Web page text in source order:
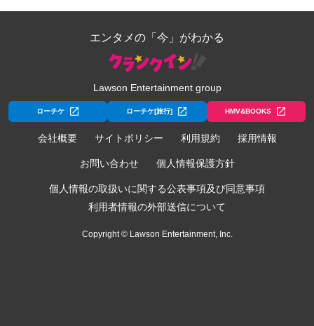
エンタメの「今」がわかる
Lawson Entertainment group
ローチケ ローチケ[旅行] HMV&BOOKS
会社概要 サイトポリシー 利用規約 採用情報
お問い合わせ 個人情報保護方針
個人情報の取扱いに関する公表事項及び同意事項
利用者情報の外部送信について
Copyright © Lawson Entertainment, Inc.